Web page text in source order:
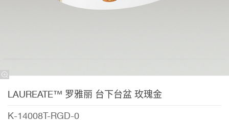
罗雅丽 台下
LAUREATE™ 罗雅丽 台下台盆 玫瑰金
K-14008T-RGD-0